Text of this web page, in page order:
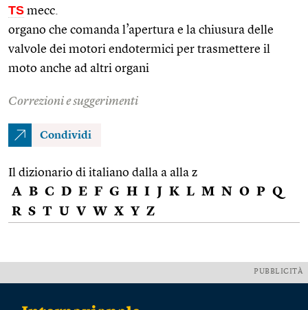
TS mecc.
organo che comanda l’apertura e la chiusura delle
valvole dei motori endotermici per trasmettere il
moto anche ad altri organi
Correzioni e suggerimenti
Condividi
Il dizionario di italiano dalla a alla z
A B C D E F G H I J K L M N O P Q
R S T U V W X Y Z
PUBBLICITÀ